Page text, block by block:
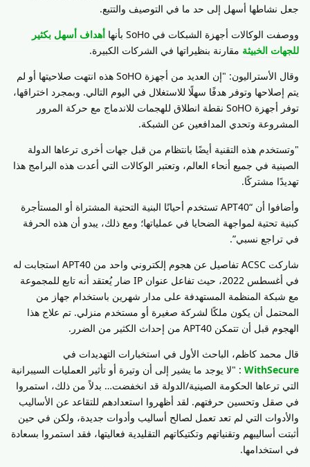
جعل نشاطها أسهل إلى حد ما في التوصيف والتتبع.
ووصفت الوكالات أجهزة الشبكات في SoHo بأنها
أهداف أسهل بكثير
للجهات الخبيثة مقارنة بنظيراتها في الشركات الكبيرة.
وقال الأستراليون: "إن العديد من أجهزة SoHO هذه انتهت صلاحيتها أو لم
يتم إصلاحها وتوفر هدفًا سهلًا للاستغلال في اليوم التالي. وبمجرد اختراقها،
توفر أجهزة SoHO نقطة انطلاق للهجمات للاندماج مع حركة المرور
المشروعة وتحدي المدافعين عن الشبكة.
"وتستخدم هذه التقنية أيضًا بانتظام من قبل جهات أخرى ترعاها الدولة
الصينية في جميع أنحاء العالم، وتعتبر الوكالات التي أعدت هذه البرامج هذا
تهديدًا مشتركًا.
وأضافوا أن “APT40 تستخدم أحيانًا البنية التحتية المشتراة أو المستأجرة
كبنية تحتية لمواجهة الضحايا في عملياتها؛ ومع ذلك، يبدو أن هذه الحرفة
في تراجع نسبي”.
شاركت ACSC تفاصيل عن هجوم إلكتروني واحد من APT40 استجابت له
في أغسطس 2022، حيث تفاعل عنوان IP ضار يُعتقد أنه تابع للمجموعة
مع شبكة المنظمة المستهدفة على مدار شهرين باستخدام جهاز من
المحتمل أن يكون ملكًا لشركة صغيرة أو مستخدم منزلي. تم علاج هذا
الهجوم قبل أن تتمكن APT40 من إحداث الكثير من الضرر.
قال محمد كاظم، الباحث الأول في استخبارات التهديدات في
WithSecure : "لا يوجد ما يشير إلى أن وتيرة أو تأثير العمليات السيبرانية
التي ترعاها الحكومة الصينية/الدولة قد انخفضت… بدلاً من ذلك، استمروا
في صقل وتحسين حرفتهم. لقد أظهروا استعدادهم للتقاعد عن الأساليب
والأدوات التي لم تعد تعمل لصالح أساليب وأدوات جديدة، ولكن في حين
أثبتت أساليبهم وتقنياتهم وتكتيكاتهم التقليدية فعاليتها، فقد استمروا بسعادة
في استخدامها.